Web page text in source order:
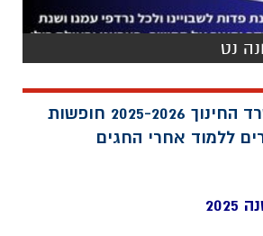
נט
לוח חופשות משרד החינוך 2025-2026 חופשות
ללמוד אחרי החגים